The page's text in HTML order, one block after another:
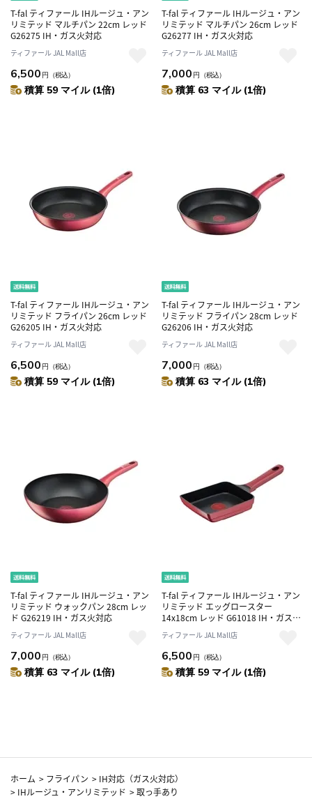
T-fal ティファール IHルージュ・アン
リミテッド マルチパン 22cm レッド
G26275 IH・ガス火対応
ティファール JAL Mall店
6,500 円 （税込）
積算 59 マイル (1倍)
T-fal ティファール IHルージュ・アン
リミテッド マルチパン 26cm レッド
G26277 IH・ガス火対応
ティファール JAL Mall店
7,000 円 （税込）
積算 63 マイル (1倍)
T-fal ティファール IHルージュ・アン
リミテッド フライパン 26cm レッド
G26205 IH・ガス火対応
ティファール JAL Mall店
6,500 円 （税込）
積算 59 マイル (1倍)
T-fal ティファール IHルージュ・アン
リミテッド フライパン 28cm レッド
G26206 IH・ガス火対応
ティファール JAL Mall店
7,000 円 （税込）
積算 63 マイル (1倍)
T-fal ティファール IHルージュ・アン
リミテッド ウォックパン 28cm レッ
ド G26219 IH・ガス火対応
ティファール JAL Mall店
7,000 円 （税込）
積算 63 マイル (1倍)
T-fal ティファール IHルージュ・アン
リミテッド エッグロースター
14x18cm レッド G61018 IH・ガス火
ティファール JAL Mall店
6,500 円 （税込）
積算 59 マイル (1倍)
ホーム > フライパン > IH対応（ガス火対応）
> IHルージュ・アンリミテッド >取っ手あり